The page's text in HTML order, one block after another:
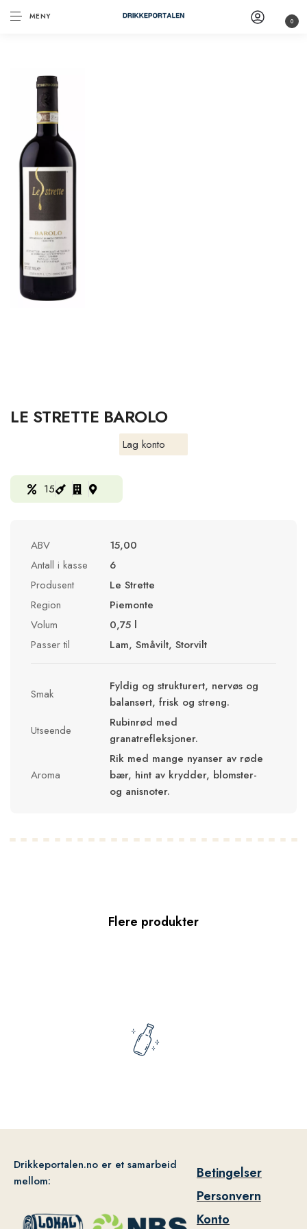
MENY 0
LE STRETTE BAROLO
Lag konto
15
ABV
15,00
Antall i kasse
6
Produsent
Le Strette
Region
Piemonte
Volum
0,75 l
Passer til
Lam, Småvilt, Storvilt
Smak
Fyldig og strukturert, nervøs og
balansert, frisk og streng.
Utseende
Rubinrød med
granatrefleksjoner.
Aroma
Rik med mange nyanser av røde
bær, hint av krydder, blomster-
og anisnoter.
Flere produkter
Drikkeportalen.no er et samarbeid
mellom:
Betingelser
Personvern
Konto